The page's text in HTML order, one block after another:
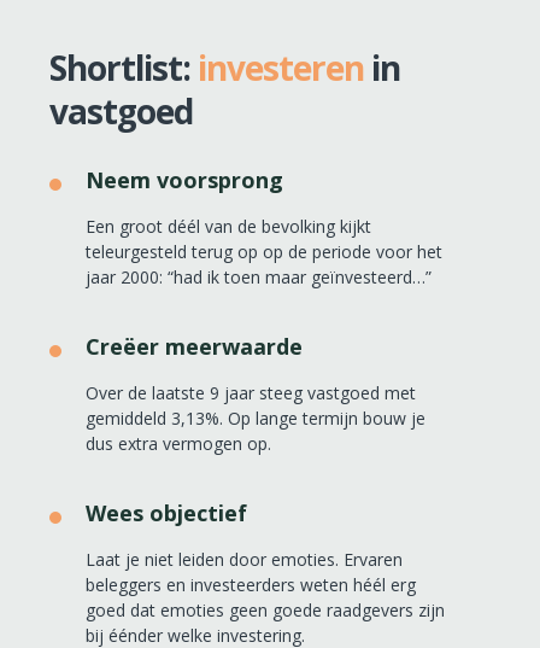
Shortlist: investeren in
vastgoed
Neem voorsprong
Een groot déél van de bevolking kijkt
teleurgesteld terug op op de periode voor het
jaar 2000: “had ik toen maar geïnvesteerd…”
Creëer meerwaarde
Over de laatste 9 jaar steeg vastgoed met
gemiddeld 3,13%. Op lange termijn bouw je
dus extra vermogen op.
Wees objectief
Laat je niet leiden door emoties. Ervaren
beleggers en investeerders weten héél erg
goed dat emoties geen goede raadgevers zijn
bij éénder welke investering.